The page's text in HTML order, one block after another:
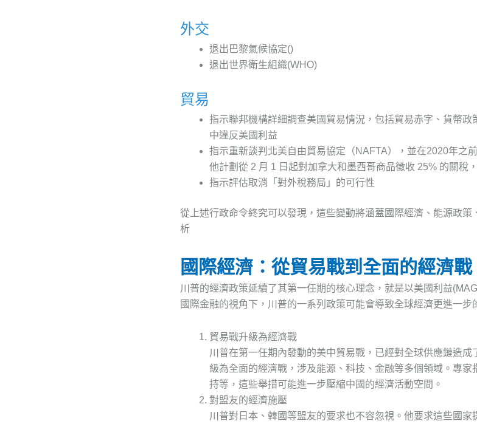
外交
退出巴黎氣候協定()
退出世界衛生組織(WHO)
貿易
指示聯邦機構詳細調查美國貿易情況，包括貿易赤字、貨幣
中違反美國利益
指示重新談判北美自由貿易協定（NAFTA），並在2020年之
他計劃從 2 月 1 日起對加拿大和墨西哥商品徵收 25% 的關稅
指示評估取消「對外稅務局」的可行性
從上述行政命令終究可以發現，這些變動將涵蓋國際經濟、能源政
析
國際經濟：從貿易戰到全面的經濟戰
川普的經濟政策延續了其第一任期的核心理念，就是以美國利益
國際金融的視角下，川普的一系列政策可能會導致全球經濟更進一步
貿易戰升級為經濟戰
川普在第一任期內發動的美中貿易戰，已經對全球供應鏈造
級為全面的經濟戰，涉及能源、科技、金融等多個領域。專
持等，這些舉措可能進一步壓縮中國的經濟活動空間。
對盟友的經濟施壓
川普對日本、韓國等盟友的要求也不容忽視。他要求這些國